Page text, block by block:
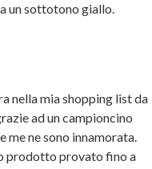
un sottotono giallo.
nella mia shopping list da
ad un campioncino
me ne sono innamorata.
prodotto provato fino a